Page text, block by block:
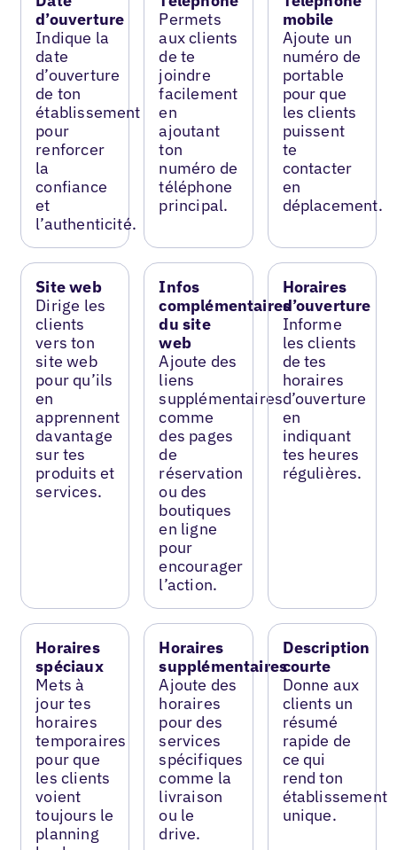
d’ouverture
Indique la
date
d’ouverture
de ton
établissement
pour
renforcer
la
confiance
et
l’authenticité.
Permets
aux clients
de te
joindre
facilement
en
ajoutant
ton
numéro de
téléphone
principal.
mobile
Ajoute un
numéro de
portable
pour que
les clients
puissent
te
contacter
en
déplacement.
Site web
Dirige les
clients
vers ton
site web
pour qu’ils
en
apprennent
davantage
sur tes
produits et
services.
Infos
complémentaires
du site
web
Ajoute des
liens
supplémentaires
comme
des pages
de
réservation
ou des
boutiques
en ligne
pour
encourager
l’action.
Horaires
d’ouverture
Informe
les clients
de tes
horaires
d’ouverture
en
indiquant
tes heures
régulières.
Horaires
spéciaux
Mets à
jour tes
horaires
temporaires
pour que
les clients
voient
toujours le
planning
Horaires
supplémentaires
Ajoute des
horaires
pour des
services
spécifiques
comme la
livraison
ou le
drive.
Description
courte
Donne aux
clients un
résumé
rapide de
ce qui
rend ton
établissement
unique.